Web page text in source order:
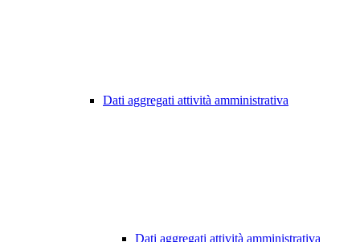
Dati aggregati attività amministrativa
Dati aggregati attività amministrativa